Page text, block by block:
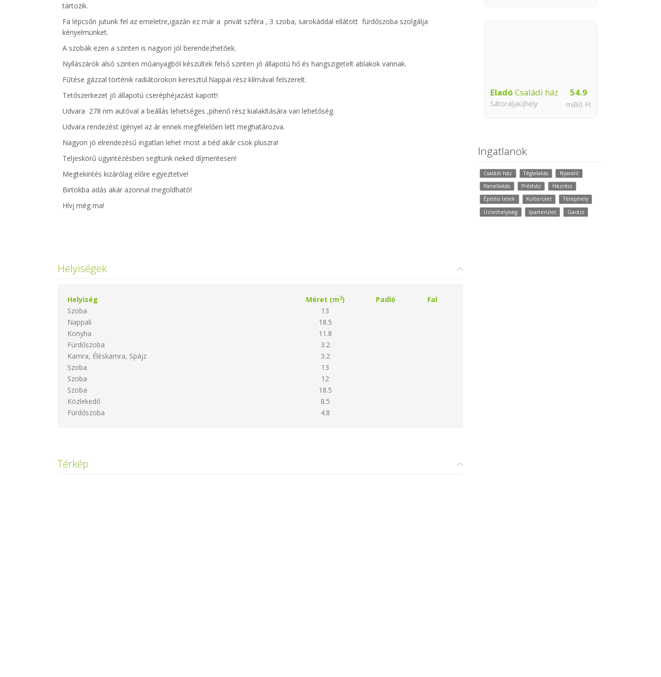
tartozik.
Fa lépcsőn jutunk fel az emeletre,igazán ez már a privát szféra , 3 szoba, sarokáddal ellátott fürdőszoba szolgálja
kényelmünket.
A szobák ezen a szinten is nagyon jól berendezhetőek.
Nyílászárók alsó szinten műanyagból készültek felső szinten jó állapotú hő és hangszigetelt ablakok vannak.
Fűtése gázzal történik radiátorokon keresztül.Nappai rész klímával felszerelt.
Tetőszerkezet jó állapotú cseréphéjazást kapott!
Udvara 278 nm autóval a beállás lehetséges ,pihenő rész kialakítására van lehetőség.
Udvara rendezést igényel az ár ennek megfelelően lett meghatározva.
Nagyon jó elrendezésű ingatlan lehet most a tiéd akár csok pluszra!
Teljeskörű ügyintézésben segítünk neked díjmentesen!
Megtekintés kizárólag előre egyeztetve!
Birtokba adás akár azonnal megoldható!
Hívj még ma!
Helyiségek
Helyiség Méret (m2) Padló
Fal
Szoba
13
Nappali
18.5
Konyha
11.8
Fürdőszoba
3.2
Kamra, Éléskamra, Spájz
3.2
Szoba
13
Szoba
12
Szoba
18.5
Közlekedő
8.5
Fürdőszoba
4.8
Térkép
54.9
millió Ft
Eladó Családi ház
Sátoraljaújhely
Ingatlanok
Családi ház Téglalakás
Nyaraló
Panellakás
Présház
Házrész
Építési telek
Külterület
Telephely
Üzlethelyiség
Iparterület Garázs